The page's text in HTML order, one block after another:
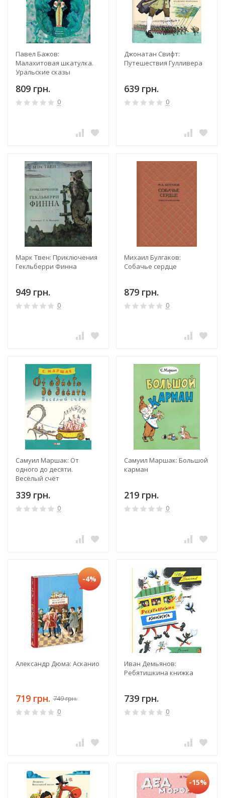
Павел Бажов:
Малахитовая шкатулка.
Уральские сказы
809 грн.
0
Джонатан Свифт:
Путешествия Гулливера
639 грн.
0
Марк Твен: Приключения
Гекльберри Финна
949 грн.
0
Михаил Булгаков:
Собачье сердце
879 грн.
0
Самуил Маршак: От
одного до десяти.
Весёлый счёт
339 грн.
0
Самуил Маршак: Большой
карман
219 грн.
0
-4%
Александр Дюма: Асканио
719 грн. 749 грн.
0
Иван Демьянов:
Ребятишкина книжка
739 грн.
0
-15%